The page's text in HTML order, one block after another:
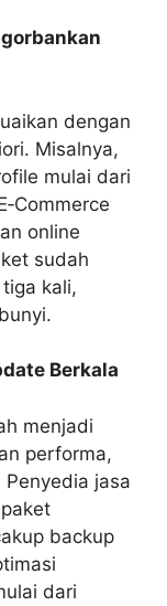
dengan
Misalnya,
mulai dari
online
sudah
kali,
Berkala
menjadi
performa,
jasa
backup
dari